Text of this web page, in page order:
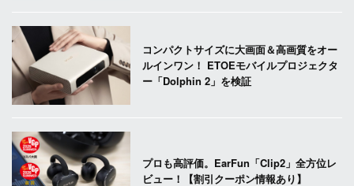
コンパクトサイズに大画面＆高画質をオー
ルインワン！ ETOEモバイルプロジェクタ
ー「Dolphin 2」を検証
プロも高評価。EarFun「Clip2」全方位レ
ビュー！【割引クーポン情報あり】